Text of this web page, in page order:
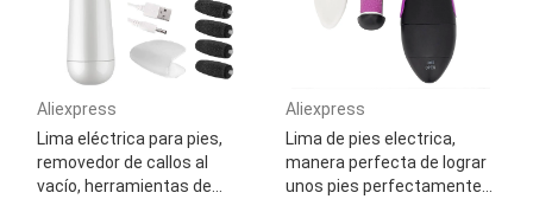
Aliexpress
Lima eléctrica para pies,
removedor de callos al
vacío, herramientas de...
Aliexpress
Lima de pies electrica,
manera perfecta de lograr
unos pies perfectamente...